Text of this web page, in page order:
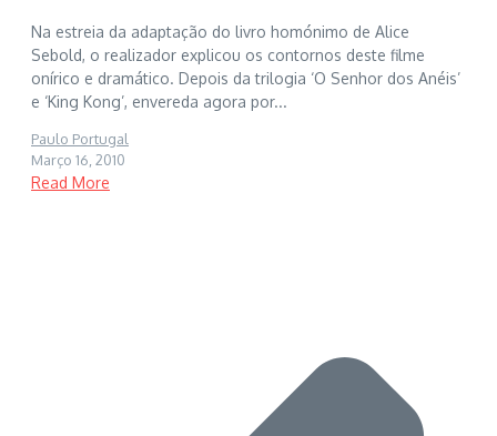
Na estreia da adaptação do livro homónimo de Alice
Sebold, o realizador explicou os contornos deste filme
onírico e dramático. Depois da trilogia ‘O Senhor dos Anéis’
e ‘King Kong’, envereda agora por...
Paulo Portugal
Março 16, 2010
Read More